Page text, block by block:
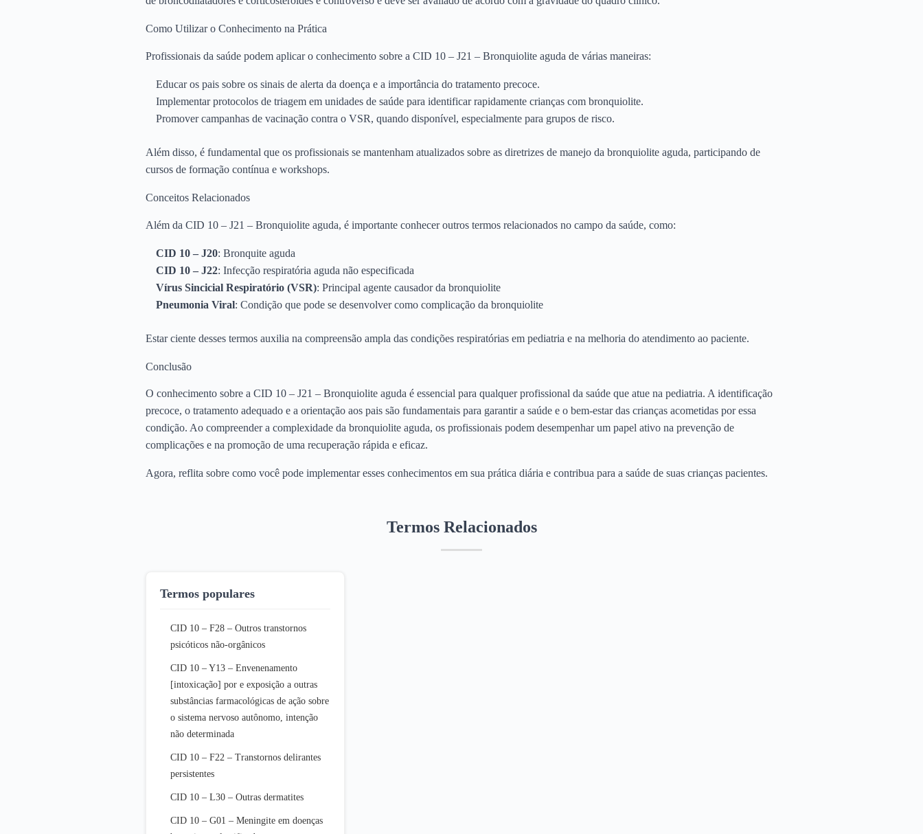
Como Utilizar o Conhecimento na Prática
Profissionais da saúde podem aplicar o conhecimento sobre a CID 10 – J21 – Bronquiolite aguda de várias maneiras:
Educar os pais sobre os sinais de alerta da doença e a importância do tratamento precoce.
Implementar protocolos de triagem em unidades de saúde para identificar rapidamente crianças com bronquiolite.
Promover campanhas de vacinação contra o VSR, quando disponível, especialmente para grupos de risco.
Além disso, é fundamental que os profissionais se mantenham atualizados sobre as diretrizes de manejo da bronquiolite aguda, participando de
cursos de formação contínua e workshops.
Conceitos Relacionados
Além da CID 10 – J21 – Bronquiolite aguda, é importante conhecer outros termos relacionados no campo da saúde, como:
CID 10 – J20: Bronquite aguda
CID 10 – J22: Infecção respiratória aguda não especificada
Vírus Sincicial Respiratório (VSR): Principal agente causador da bronquiolite
Pneumonia Viral: Condição que pode se desenvolver como complicação da bronquiolite
Estar ciente desses termos auxilia na compreensão ampla das condições respiratórias em pediatria e na melhoria do atendimento ao paciente.
Conclusão
O conhecimento sobre a CID 10 – J21 – Bronquiolite aguda é essencial para qualquer profissional da saúde que atue na pediatria. A identificação
precoce, o tratamento adequado e a orientação aos pais são fundamentais para garantir a saúde e o bem-estar das crianças acometidas por essa
condição. Ao compreender a complexidade da bronquiolite aguda, os profissionais podem desempenhar um papel ativo na prevenção de
complicações e na promoção de uma recuperação rápida e eficaz.
Agora, reflita sobre como você pode implementar esses conhecimentos em sua prática diária e contribua para a saúde de suas crianças pacientes.
Termos Relacionados
Termos populares
CID 10 – F28 – Outros transtornos
psicóticos não-orgânicos
CID 10 – Y13 – Envenenamento
[intoxicação] por e exposição a outras
substâncias farmacológicas de ação sobre
o sistema nervoso autônomo, intenção
não determinada
CID 10 – F22 – Transtornos delirantes
persistentes
CID 10 – L30 – Outras dermatites
CID 10 – G01 – Meningite em doenças